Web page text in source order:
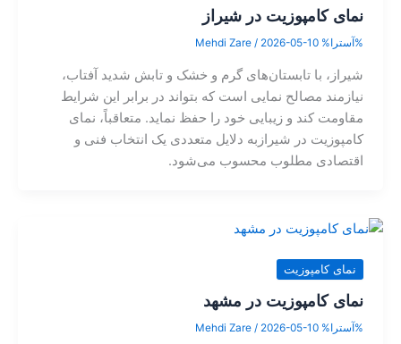
نمای کامپوزیت در شیراز
%آسترا% Mehdi Zare/ 2026-05-10
شیراز، با تابستان‌های گرم و خشک و تابش شدید آفتاب،
نیازمند مصالح نمایی است که بتواند در برابر این شرایط
مقاومت کند و زیبایی خود را حفظ نماید. متعاقباً، نمای
کامپوزیت در شیرازبه دلایل متعددی یک انتخاب فنی و
اقتصادی مطلوب محسوب می‌شود.
نمای کامپوزیت
نمای کامپوزیت در مشهد
%آسترا% Mehdi Zare/ 2026-05-10